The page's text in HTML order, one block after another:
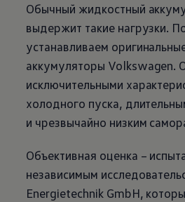
Обычный жидкостный
выдержит такие нагрузки.
устанавливаем
аккумуляторы Volkswagen.
исключительными
холодного пуска,
и чрезвычайно низким
Объективная оценка –
независимым
Energietechnik GmbH,